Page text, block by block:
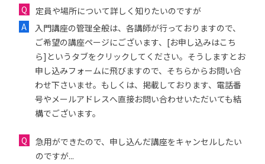
定員や場所について詳しく知りたいのですが
入門講座の管理全般は、各講師が行っておりますので、
ご希望の講座ページにございます、[お申し込みはこち
ら]というタブをクリックしてください。そうしますとお
申し込みフォームに飛びますので、そちらからお問い合
わせ下さいませ。もしくは、掲載しております、電話番
号やメールアドレスへ直接お問い合わせいただいても結
構でございます。
急用ができたので、申し込んだ講座をキャンセルしたい
のですが...